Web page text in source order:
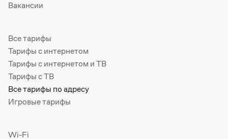
Вакансии
Все тарифы
Тарифы с интернетом
Тарифы с интернетом и ТВ
Тарифы с ТВ
Все тарифы по адресу
Игровые тарифы
Wi-Fi